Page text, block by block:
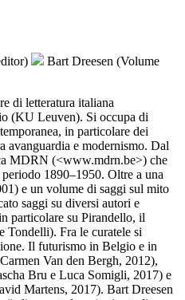
Bart Dreesen (Volume
di letteratura italiana
(KU Leuven). Si occupa di
in particolare dei
avanguardia e modernismo. Dal
MDRN (<www.mdrn.be>) che
1890–1950. Oltre a una
e un volume di saggi sul mito
saggi su diversi autori e
particolare su Pirandello, il
Tondelli). Fra le curatele si
Il futurismo in Belgio e in
Van den Bergh, 2012),
Bru e Luca Somigli, 2017) e
Martens, 2017). Bart Dreesen